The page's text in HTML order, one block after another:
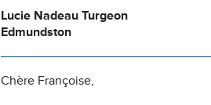
Lucie Nadeau Turgeon
Edmundston
Chère Françoise,